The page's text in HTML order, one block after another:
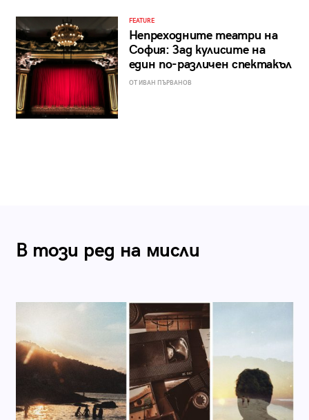
FEATURE
Непреходните театри на
София: Зад кулисите на
един по-различен спектакъл
ОТ ИВАН ПЪРВАНОВ
В този ред на мисли